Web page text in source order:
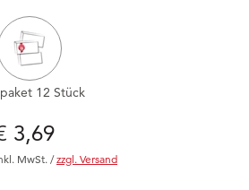
12 Stück
€ 3,69
3,69
MwSt. /zzgl. Versand